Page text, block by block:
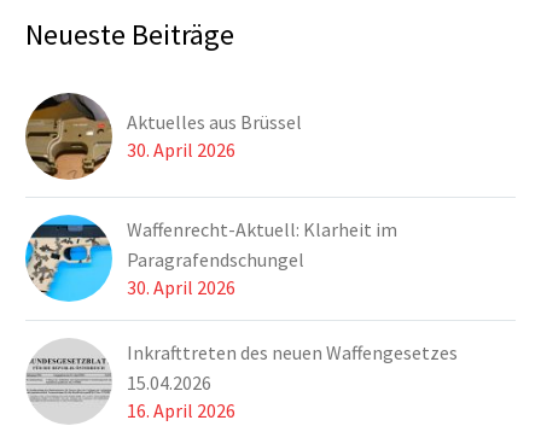
legalen Waffenbesitzes
in Europa.
Neueste Beiträge
Aktuelles aus Brüssel
30. April 2026
Waffenrecht-Aktuell: Klarheit im
Paragrafendschungel
30. April 2026
Inkrafttreten des neuen Waffengesetzes
15.04.2026
16. April 2026